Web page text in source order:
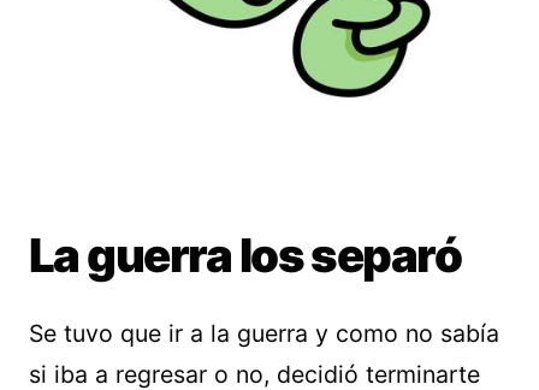
La guerra los separó
Se tuvo que ir a la guerra y como no sabía
si iba a regresar o no, decidió terminarte